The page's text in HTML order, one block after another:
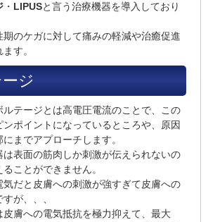
・ LIPUSと言う治療機器を導入しており
期のケガに対して痛みの軽減や治癒促進
す。
ジ
ルテージとは高電圧電流のことで、この
ポイントになっているところや、原因
までアプローチします。
表面の筋肉しか刺激が伝えられないの
ことができません。
だと皮膚への刺激が強すぎて皮膚への
が、、、
膚への電気抵抗を極力抑えて、 最大